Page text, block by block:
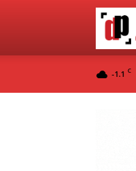
-1.1 C